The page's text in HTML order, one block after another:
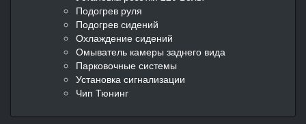
Подогрев руля
Подогрев сидений
Охлаждение сидений
Омыватель камеры заднего вида
Парковочные системы
Установка сигнализации
Чип Тюнинг